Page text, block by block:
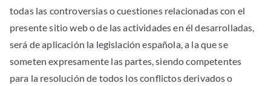
todas las controversias o cuestiones relacionadas con el
presente sitio web o de las actividades en él desarrolladas,
será de aplicación la legislación española, a la que se
someten expresamente las partes, siendo competentes
para la resolución de todos los conflictos derivados o